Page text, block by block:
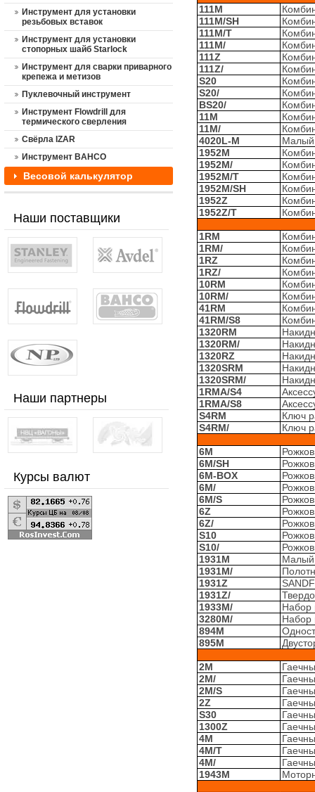
111M
111M/SH
111M/T
111M/
111Z
111Z/
S20
S20/
BS20/
11M
11M/
4020L-M
Малый
1952M
1952M/
1952M/T
1952M/SH
1952Z
1952Z/T
1RM
1RM/
1RZ
1RZ/
10RM
10RM/
41RM
41RM/S8
1320RM
1320RM/
1320RZ
1320SRM
1320SRM/
1RMA/S4
1RMA/S8
S4RM
Ключ
S4RM/
Ключ
6M
6M/SH
6M-BOX
6M/
6M/S
6Z
6Z/
S10
S10/
1931M
Малый
1931M/
1931Z
1931Z/
1933M/
Набор
3280M/
Набор
894M
895M
2M
2M/
2M/S
2Z
S30
1300Z
4M
4M/T
4M/
1943M
Инструмент для установки
резьбовых вставок
Инструмент для установки
стопорных шайб Starlock
Инструмент для сварки приварного
крепежа и метизов
Пуклевочный инструмент
Инструмент Flowdrill для
термического сверления
Свёрла IZAR
Инструмент BAHCO
Весовой калькулятор
Наши поставщики
Наши партнеры
Курсы валют